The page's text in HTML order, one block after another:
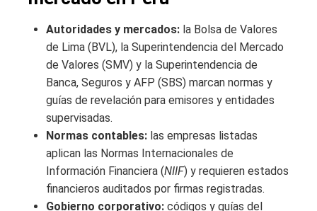
Autoridades y mercados: la Bolsa de Valores
de Lima (BVL), la Superintendencia del Mercado
de Valores (SMV) y la Superintendencia de
Banca, Seguros y AFP (SBS) marcan normas y
guías de revelación para emisores y entidades
supervisadas.
Normas contables: las empresas listadas
aplican las Normas Internacionales de
Información Financiera (NIIF) y requieren estados
financieros auditados por firmas registradas.
Gobierno corporativo: códigos y guías del